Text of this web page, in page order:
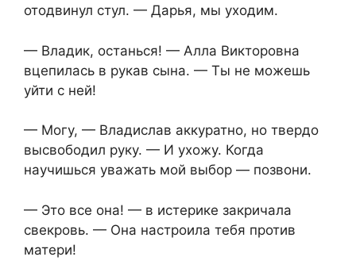
отодвинул стул. — Дарья, мы уходим.
— Владик, останься! — Алла Викторовна
вцепилась в рукав сына. — Ты не можешь
уйти с ней!
— Могу, — Владислав аккуратно, но твердо
высвободил руку. — И ухожу. Когда
научишься уважать мой выбор — позвони.
— Это все она! — в истерике закричала
свекровь. — Она настроила тебя против
матери!